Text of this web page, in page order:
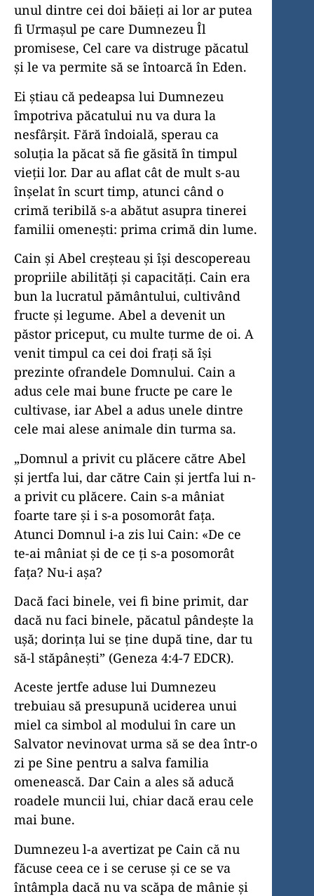
unul dintre cei doi băieți ai lor ar putea
fi Urmașul pe care Dumnezeu Îl
promisese, Cel care va distruge păcatul
și le va permite să se întoarcă în Eden.
Ei știau că pedeapsa lui Dumnezeu
împotriva păcatului nu va dura la
nesfârșit. Fără îndoială, sperau ca
soluția la păcat să fie găsită în timpul
vieții lor. Dar au aflat cât de mult s-au
înșelat în scurt timp, atunci când o
crimă teribilă s-a abătut asupra tinerei
familii omenești: prima crimă din lume.
Cain și Abel creșteau și își descopereau
propriile abilități și capacități. Cain era
bun la lucratul pământului, cultivând
fructe și legume. Abel a devenit un
păstor priceput, cu multe turme de oi. A
venit timpul ca cei doi frați să își
prezinte ofrandele Domnului. Cain a
adus cele mai bune fructe pe care le
cultivase, iar Abel a adus unele dintre
cele mai alese animale din turma sa.
„Domnul a privit cu plăcere către Abel
şi jertfa lui, dar către Cain şi jertfa lui n-
a privit cu plăcere. Cain s-a mâniat
foarte tare şi i s-a posomorât fața.
Atunci Domnul i-a zis lui Cain: «De ce
te-ai mâniat şi de ce ți s-a posomorât
fața? Nu-i așa?
Dacă faci binele, vei fi bine primit, dar
dacă nu faci binele, păcatul pândește la
ușă; dorința lui se ține după tine, dar tu
să-l stăpânești” (Geneza 4:4-7 EDCR).
Aceste jertfe aduse lui Dumnezeu
trebuiau să presupună uciderea unui
miel ca simbol al modului în care un
Salvator nevinovat urma să se dea într-o
zi pe Sine pentru a salva familia
omenească. Dar Cain a ales să aducă
roadele muncii lui, chiar dacă erau cele
mai bune.
Dumnezeu l-a avertizat pe Cain că nu
făcuse ceea ce i se ceruse și ce se va
întâmpla dacă nu va scăpa de mânie și